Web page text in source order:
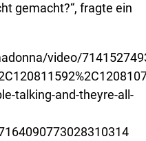
gemacht?“, fragte ein
video/
talking-and-theyre-all-